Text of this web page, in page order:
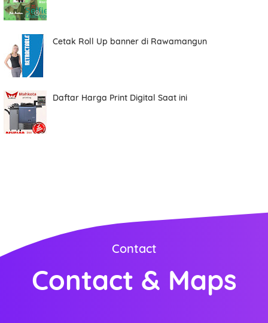
Cetak Roll Up banner di Rawamangun
Daftar Harga Print Digital Saat ini
Contact
Contact & Maps
Date
Comment